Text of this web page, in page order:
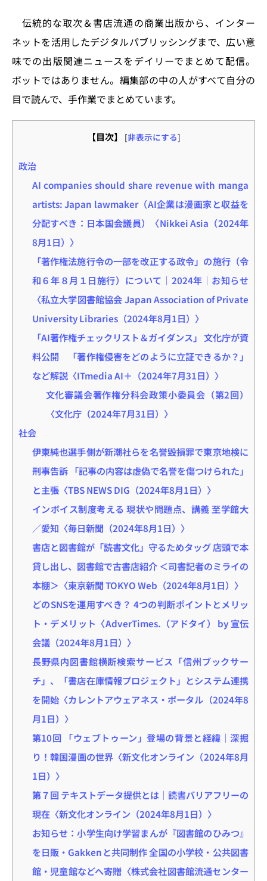
o
d
o
n
s
k
y
e
b
o
o
k
a
d
s
n
a
伝統的な取次＆書店流通の商業出版から、インター
ネットを活用したデジタルパブリッシングまで、広い意
味での出版関連ニュースをデイリーでまとめて配信。
ボットではありません。編集部の中の人がすべて自分の
目で読んで、手作業でまとめています。
【目次】 [非表示にする]
政治
AI companies should share revenue with manga
artists: Japan lawmaker（AI企業は漫画家と収益を
分配すべき：日本国会議員）〈Nikkei Asia（2024年
8月1日）〉
「著作権法施行令の一部を改正する政令」の施行（令
和６年８月１日施行）について｜2024年｜お知らせ
〈私立大学図書館協会 Japan Association of Private
University Libraries（2024年8月1日）〉
「AI著作権チェックリスト＆ガイダンス」 文化庁が資
料公開 「著作権侵害をどのように立証できるか？」
など解説〈ITmedia AI＋（2024年7月31日）〉
文化審議会著作権分科会政策小委員会（第2回）
〈文化庁（2024年7月31日）〉
社会
伊東純也選手側が新潮社らを名誉毀損罪で東京地検に
刑事告訴 「記事の内容は虚偽で名誉を傷つけられた」
と主張〈TBS NEWS DIG（2024年8月1日）〉
インボイス制度考える 現状や問題点、講義 至学館大
／愛知〈毎日新聞（2024年8月1日）〉
書店と図書館が「読書文化」守るためタッグ 店頭で本
貸し出し、図書館で古書店紹介 ＜司書記者のミライの
本棚＞〈東京新聞 TOKYO Web（2024年8月1日）〉
どのSNSを運用すべき？ 4つの判断ポイントとメリッ
ト・デメリット〈AdverTimes.（アドタイ） by 宣伝
会議（2024年8月1日）〉
長野県内図書館横断検索サービス「信州ブックサー
チ」、「書店在庫情報プロジェクト」とシステム連携
を開始〈カレントアウェアネス・ポータル（2024年8
月1日）〉
第10回 「ウェブトゥーン」登場の背景と経緯｜深掘
り！韓国漫画の世界〈新文化オンライン（2024年8月
1日）〉
第７回 テキストデータ提供とは｜読書バリアフリーの
現在〈新文化オンライン（2024年8月1日）〉
お知らせ：小学生向け学習まんが『図書館のひみつ』
を日販・Gakkenと共同制作 全国の小学校・公共図書
館・児童館などへ寄贈〈株式会社図書館流通センター